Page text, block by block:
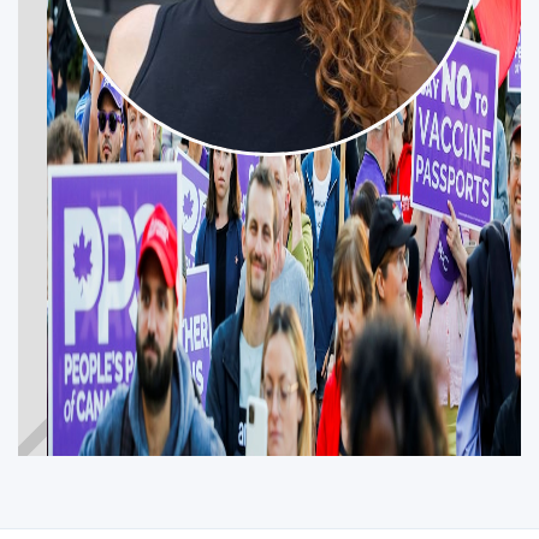
MEGHAN MURPHY
VANCOUVER EAST
Participez